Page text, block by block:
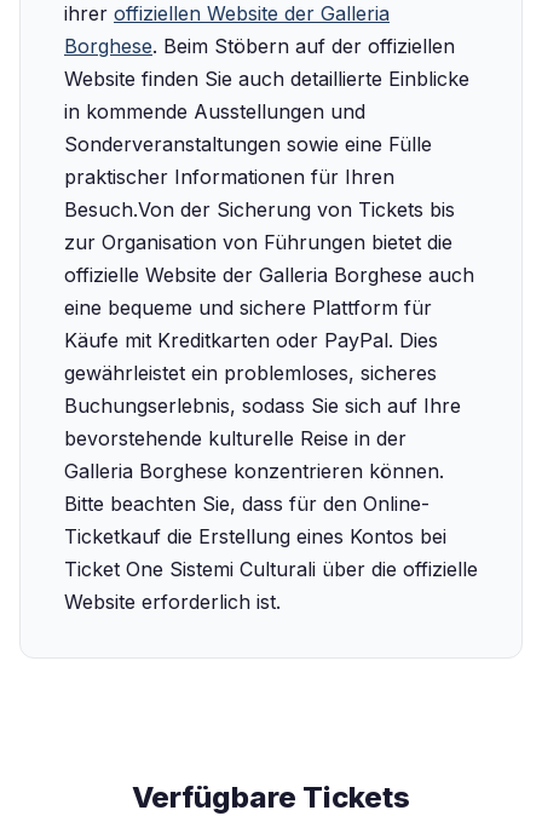
ihrer offiziellen Website der Galleria
Borghese. Beim Stöbern auf der offiziellen
Website finden Sie auch detaillierte Einblicke
in kommende Ausstellungen und
Sonderveranstaltungen sowie eine Fülle
praktischer Informationen für Ihren
Besuch.‍Von der Sicherung von Tickets bis
zur Organisation von Führungen bietet die
offizielle Website der Galleria Borghese auch
eine bequeme und sichere Plattform für
Käufe mit Kreditkarten oder PayPal. Dies
gewährleistet ein problemloses, sicheres
Buchungserlebnis, sodass Sie sich auf Ihre
bevorstehende kulturelle Reise in der
Galleria Borghese konzentrieren können.
Bitte beachten Sie, dass für den Online-
Ticketkauf die Erstellung eines Kontos bei
Ticket One Sistemi Culturali über die offizielle
Website erforderlich ist.
Verfügbare Tickets